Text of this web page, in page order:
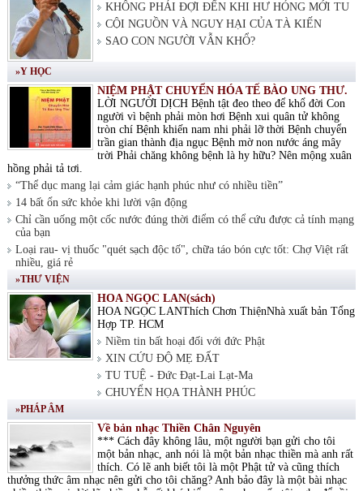
KHÔNG PHẢI ĐỢI ĐẾN KHI HƯ HỎNG MỚI TU
CỘI NGUỒN VÀ NGUY HẠI CỦA TÀ KIẾN
SAO CON NGƯỜI VẪN KHỔ?
»Y HỌC
NIỆM PHẬT CHUYỂN HÓA TẾ BÀO UNG THƯ.
LỜI NGƯỜI DỊCH Bệnh tật đeo theo để khổ đời Con
người vì bệnh phải mòn hơi Bệnh xui quân tử không
tròn chí Bệnh khiến nam nhi phải lỡ thời Bệnh chuyển
trần gian thành địa ngục Bệnh mờ non nước áng mây
trời Phải chăng không bệnh là hy hữu? Nên mộng xuân
hồng phải tả tơi.
“Thể dục mang lại cảm giác hạnh phúc như có nhiều tiền”
14 bất ổn sức khỏe khi lười vận động
Chỉ cần uống một cốc nước đúng thời điểm có thể cứu được cả tính mạng
của bạn
Loại rau- vị thuốc "quét sạch độc tố", chữa táo bón cực tốt: Chợ Việt rất
nhiều, giá rẻ
»THƯ VIỆN
HOA NGỌC LAN(sách)
HOA NGỌC LANThích Chơn ThiệnNhà xuất bản Tổng
Hợp TP. HCM
Niềm tin bất hoại đối với đức Phật
XIN CỨU ĐỘ MẸ ĐẤT
TU TUỆ - Đức Đạt-Lai Lạt-Ma
CHUYỂN HỌA THÀNH PHÚC
»PHÁP ÂM
Về bản nhạc Thiền Chân Nguyên
*** Cách đây không lâu, một người bạn gửi cho tôi
một bản nhạc, anh nói là một bản nhạc thiền mà anh rất
thích. Có lẽ anh biết tôi là một Phật tử và cũng thích
thưởng thức âm nhạc nên gửi cho tôi chăng? Anh bảo đây là một bài nhạc